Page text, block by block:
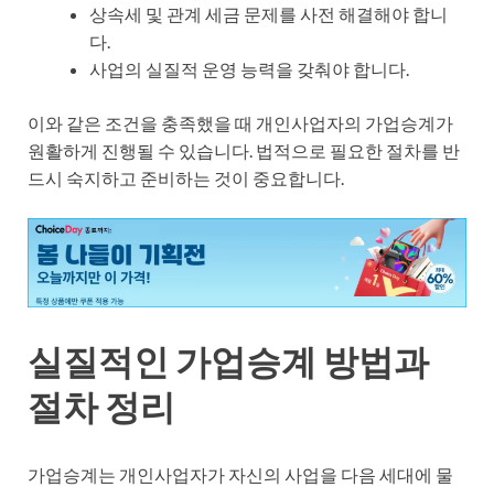
상속세 및 관계 세금 문제를 사전 해결해야 합니
다.
사업의 실질적 운영 능력을 갖춰야 합니다.
이와 같은 조건을 충족했을 때 개인사업자의 가업승계가
원활하게 진행될 수 있습니다. 법적으로 필요한 절차를 반
드시 숙지하고 준비하는 것이 중요합니다.
실질적인 가업승계 방법과
절차 정리
가업승계는 개인사업자가 자신의 사업을 다음 세대에 물